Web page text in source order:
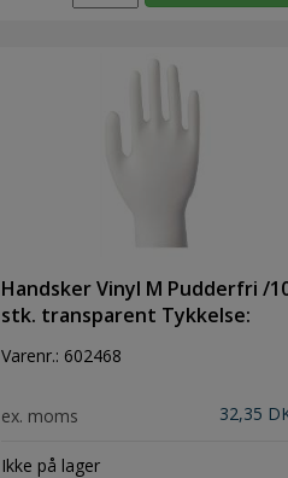
Handsker Vinyl M Pudderfri /
stk. transparent Tykkelse:
Varenr.: 602468
ex. moms 32,35
Ikke på lager